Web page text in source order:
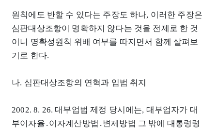
원칙에도 반할 수 있다는 주장도 하나, 이러한 주장은
심판대상조항이 명확하지 않다는 것을 전제로 한 것
이니 명확성원칙 위배 여부를 따지면서 함께 살펴보
기로 한다.
나. 심판대상조항의 연혁과 입법 취지
2002. 8. 26. 대부업법 제정 당시에는, 대부업자가 대
부이자율․이자계산방법․변제방법 그 밖에 대통령령